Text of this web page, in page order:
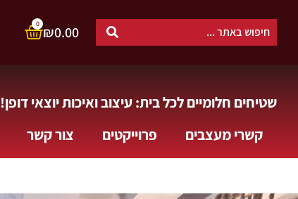
₪0.00
0
שטיחים חלומיים לכל בית: עיצוב ואיכות יוצאי דופן!
קשרי מעצבים
פרוייקטים צור קשר